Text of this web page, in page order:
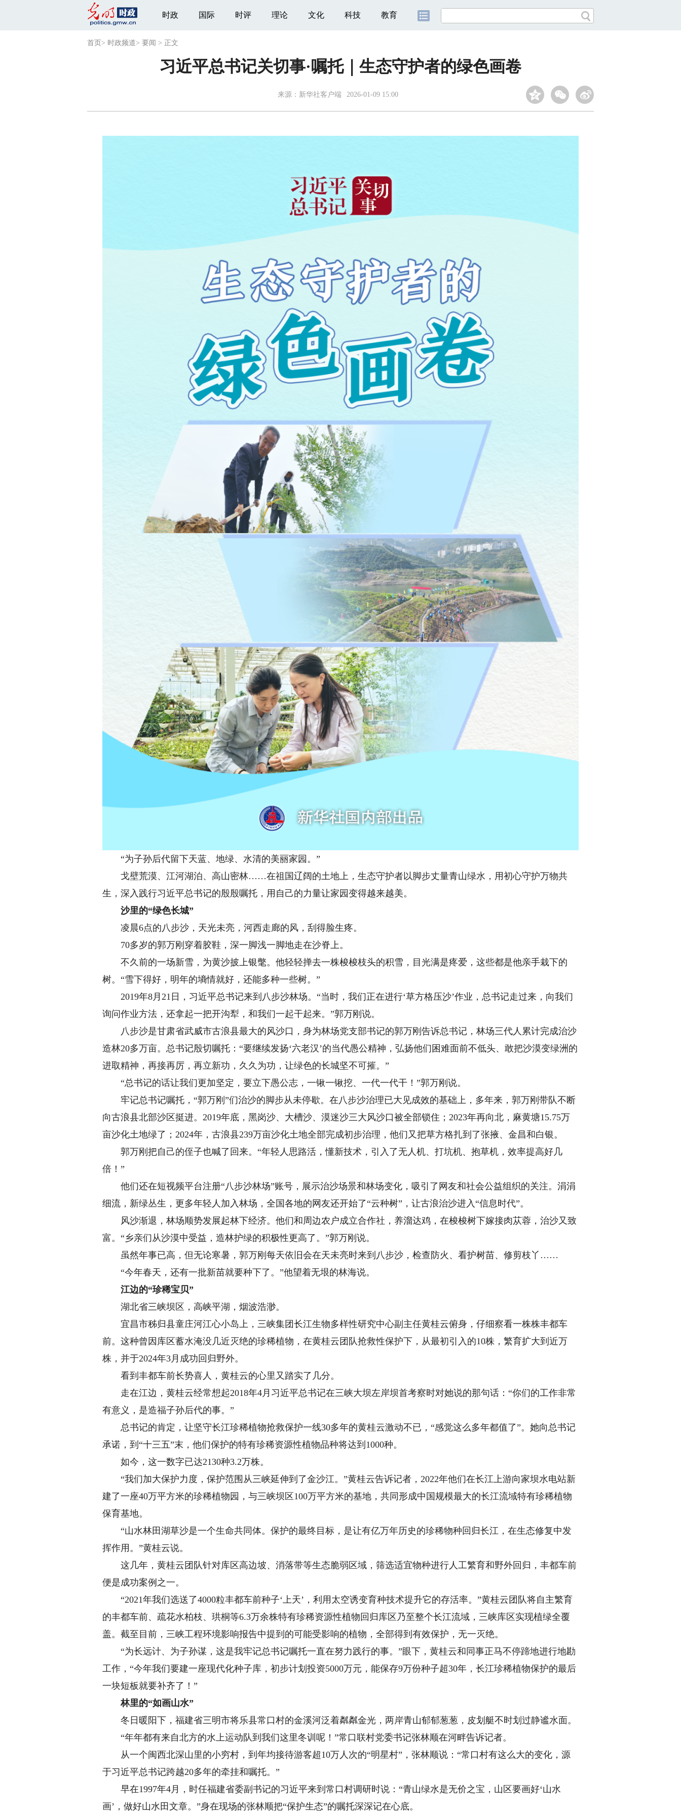
时政 国际 时评 理论 文化 科技 教育
首页 > 时政频道> 要闻 > 正文
习近平总书记关切事·嘱托｜生态守护者的绿色画卷
来源： 新华社客户端 2026-01-09 15:00
“为子孙后代留下天蓝、地绿、水清的美丽家园。”
戈壁荒漠、江河湖泊、高山密林……在祖国辽阔的土地上，生态守护者以脚步丈量青山绿水，用初心守护万物共
生，深入践行习近平总书记的殷殷嘱托，用自己的力量让家园变得越来越美。
沙里的“绿色长城”
凌晨6点的八步沙，天光未亮，河西走廊的风，刮得脸生疼。
70多岁的郭万刚穿着胶鞋，深一脚浅一脚地走在沙脊上。
不久前的一场新雪，为黄沙披上银氅。他轻轻掸去一株梭梭枝头的积雪，目光满是疼爱，这些都是他亲手栽下的
树。“雪下得好，明年的墒情就好，还能多种一些树。”
2019年8月21日，习近平总书记来到八步沙林场。“当时，我们正在进行‘草方格压沙’作业，总书记走过来，向我们
询问作业方法，还拿起一把开沟犁，和我们一起干起来。”郭万刚说。
八步沙是甘肃省武威市古浪县最大的风沙口，身为林场党支部书记的郭万刚告诉总书记，林场三代人累计完成治沙
造林20多万亩。总书记殷切嘱托：“要继续发扬‘六老汉’的当代愚公精神，弘扬他们困难面前不低头、敢把沙漠变绿洲的
进取精神，再接再厉，再立新功，久久为功，让绿色的长城坚不可摧。”
“总书记的话让我们更加坚定，要立下愚公志，一锹一锹挖、一代一代干！”郭万刚说。
牢记总书记嘱托，“郭万刚”们治沙的脚步从未停歇。在八步沙治理已大见成效的基础上，多年来，郭万刚带队不断
向古浪县北部沙区挺进。2019年底，黑岗沙、大槽沙、漠迷沙三大风沙口被全部锁住；2023年再向北，麻黄塘15.75万
亩沙化土地绿了；2024年，古浪县239万亩沙化土地全部完成初步治理，他们又把草方格扎到了张掖、金昌和白银。
郭万刚把自己的侄子也喊了回来。“年轻人思路活，懂新技术，引入了无人机、打坑机、抱草机，效率提高好几
倍！”
他们还在短视频平台注册“八步沙林场”账号，展示治沙场景和林场变化，吸引了网友和社会公益组织的关注。涓涓
细流，新绿丛生，更多年轻人加入林场，全国各地的网友还开始了“云种树”，让古浪治沙进入“信息时代”。
风沙渐退，林场顺势发展起林下经济。他们和周边农户成立合作社，养溜达鸡，在梭梭树下嫁接肉苁蓉，治沙又致
富。“乡亲们从沙漠中受益，造林护绿的积极性更高了。”郭万刚说。
虽然年事已高，但无论寒暑，郭万刚每天依旧会在天未亮时来到八步沙，检查防火、看护树苗、修剪枝丫……
“今年春天，还有一批新苗就要种下了。”他望着无垠的林海说。
江边的“珍稀宝贝”
湖北省三峡坝区，高峡平湖，烟波浩渺。
宜昌市秭归县童庄河江心小岛上，三峡集团长江生物多样性研究中心副主任黄桂云俯身，仔细察看一株株丰都车
前。这种曾因库区蓄水淹没几近灭绝的珍稀植物，在黄桂云团队抢救性保护下，从最初引入的10株，繁育扩大到近万
株，并于2024年3月成功回归野外。
看到丰都车前长势喜人，黄桂云的心里又踏实了几分。
走在江边，黄桂云经常想起2018年4月习近平总书记在三峡大坝左岸坝首考察时对她说的那句话：“你们的工作非常
有意义，是造福子孙后代的事。”
总书记的肯定，让坚守长江珍稀植物抢救保护一线30多年的黄桂云激动不已，“感觉这么多年都值了”。她向总书记
承诺，到“十三五”末，他们保护的特有珍稀资源性植物品种将达到1000种。
如今，这一数字已达2130种3.2万株。
“我们加大保护力度，保护范围从三峡延伸到了金沙江。”黄桂云告诉记者，2022年他们在长江上游向家坝水电站新
建了一座40万平方米的珍稀植物园，与三峡坝区100万平方米的基地，共同形成中国规模最大的长江流域特有珍稀植物
保育基地。
“山水林田湖草沙是一个生命共同体。保护的最终目标，是让有亿万年历史的珍稀物种回归长江，在生态修复中发
挥作用。”黄桂云说。
这几年，黄桂云团队针对库区高边坡、消落带等生态脆弱区域，筛选适宜物种进行人工繁育和野外回归，丰都车前
便是成功案例之一。
“2021年我们选送了4000粒丰都车前种子‘上天’，利用太空诱变育种技术提升它的存活率。”黄桂云团队将自主繁育
的丰都车前、疏花水柏枝、珙桐等6.3万余株特有珍稀资源性植物回归库区乃至整个长江流域，三峡库区实现植绿全覆
盖。截至目前，三峡工程环境影响报告中提到的可能受影响的植物，全部得到有效保护，无一灭绝。
“为长远计、为子孙谋，这是我牢记总书记嘱托一直在努力践行的事。”眼下，黄桂云和同事正马不停蹄地进行地勘
工作，“今年我们要建一座现代化种子库，初步计划投资5000万元，能保存9万份种子超30年，长江珍稀植物保护的最后
一块短板就要补齐了！”
林里的“如画山水”
冬日暖阳下，福建省三明市将乐县常口村的金溪河泛着粼粼金光，两岸青山郁郁葱葱，皮划艇不时划过静谧水面。
“年年都有来自北方的水上运动队到我们这里冬训呢！”常口联村党委书记张林顺在河畔告诉记者。
从一个闽西北深山里的小穷村，到年均接待游客超10万人次的“明星村”，张林顺说：“常口村有这么大的变化，源
于习近平总书记跨越20多年的牵挂和嘱托。”
早在1997年4月，时任福建省委副书记的习近平来到常口村调研时说：“青山绿水是无价之宝，山区要画好‘山水
画’，做好山水田文章。”身在现场的张林顺把“保护生态”的嘱托深深记在心底。